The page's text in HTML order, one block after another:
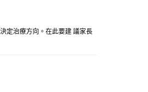
定治療方向。在此要建 議家長